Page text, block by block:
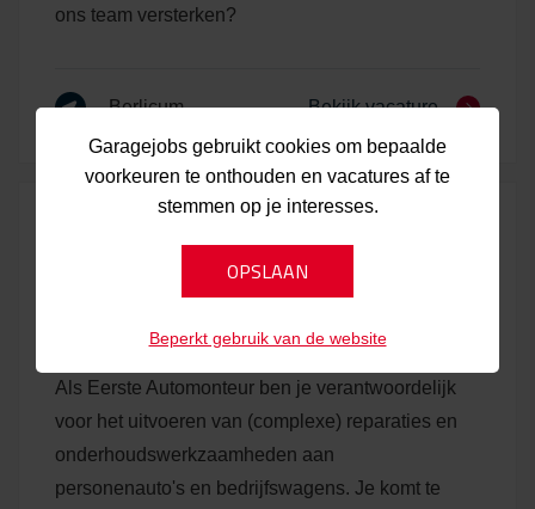
ons team versterken?
Berlicum Bekijk vacature
1e Automonteur met APK
diploma - Valkenswaard
Autobedrijf Jan van Wezel
Als Eerste Automonteur ben je verantwoordelijk
voor het uitvoeren van (complexe) reparaties en
onderhoudswerkzaamheden aan
personenauto's en bedrijfswagens. Je komt te
Garagejobs gebruikt cookies om bepaalde
voorkeuren te onthouden en vacatures af te
stemmen op je interesses.
Beperkt gebruik van de website